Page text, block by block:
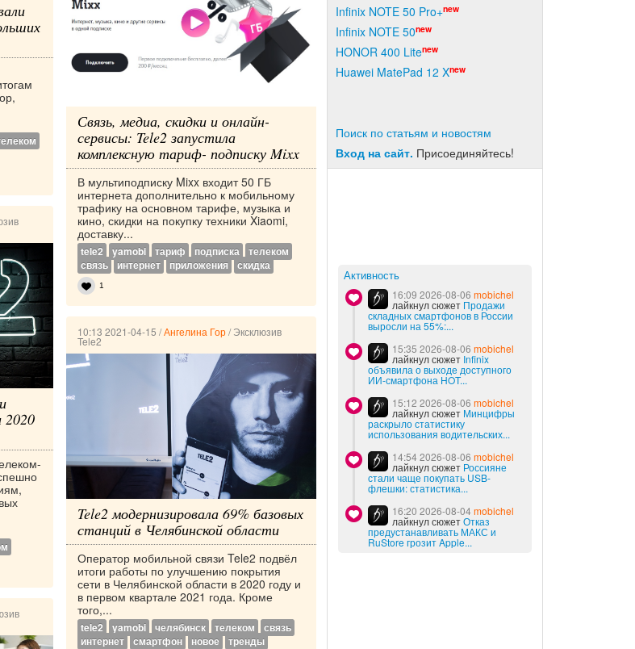
2020
Связь, медиа, скидки и онлайн-
сервисы: Tele2 запустила
комплексную тариф- подписку Mixx
В мультиподписку Mixx входит 50 ГБ
интернета дополнительно к мобильному
трафику на основном тарифе, музыка и
кино, скидки на покупку техники Xiaomi,
доставку...
tele2 yamobi тариф подписка
телеком
связь
интернет приложения скидка
1
10:13 2021-04-15 /Ангелина Гор/Эксклюзив
Tele2
Tele2 модернизировала 69% базовых
станций в Челябинской области
Оператор мобильной связи Tele2 подвёл
итоги работы по улучшению покрытия
сети в Челябинской области в 2020 году и
в первом квартале 2021 года. Кроме
того,...
tele2 yamobi челябинск телеком
связь
интернет
смартфон новое тренды
Infinix NOTE 50 Pro+new
Infinix NOTE 50new
HONOR 400 Litenew
Huawei MatePad 12 Xnew
Поиск по статьям и новостям
Вход на сайт. Присоединяйтесь!
Активность
16:09 2026-08-06 mobichel
лайкнул сюжет Продажи
складных смартфонов в России
выросли на 55%:...
15:35 2026-08-06 mobichel
лайкнул сюжет Infinix
объявила о выходе доступного
ИИ-смартфона HOT...
15:12 2026-08-06 mobichel
лайкнул сюжет Минцифры
раскрыло статистику
использования водительских...
14:54 2026-08-06 mobichel
лайкнул сюжет Россияне
стали чаще покупать USB-
флешки: статистика...
16:20 2026-08-04mobichel
лайкнул сюжетОтказ
предустанавливать МАКС и
RuStore грозит Apple...